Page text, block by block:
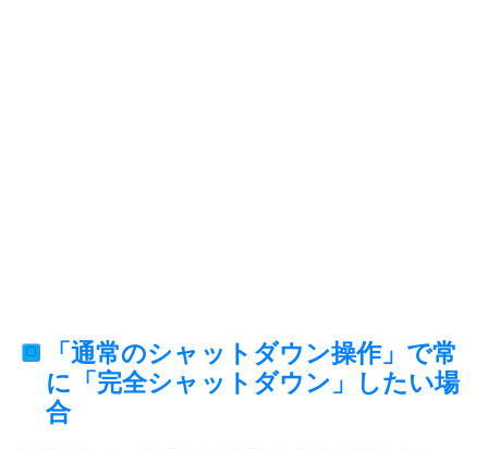
「通常のシャットダウン操作」で常
に「完全シャットダウン」したい場
合